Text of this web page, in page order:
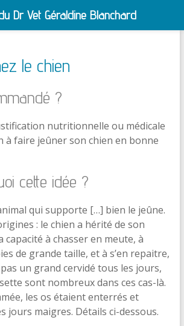
le chien
?
nutritionnelle ou médicale
à faire jeûner son chien en bonne
cette idée ?
qui supporte […] bien le jeûne.
: le chien a hérité de son
capacité à chasser en meute, à
de grande taille, et à s’en repaitre,
un grand cervidé tous les jours,
sont nombreux dans ces cas-là.
les os étaient enterrés et
jours maigres. Détails ci-dessous.
Dr Vet Géraldine Blanchard